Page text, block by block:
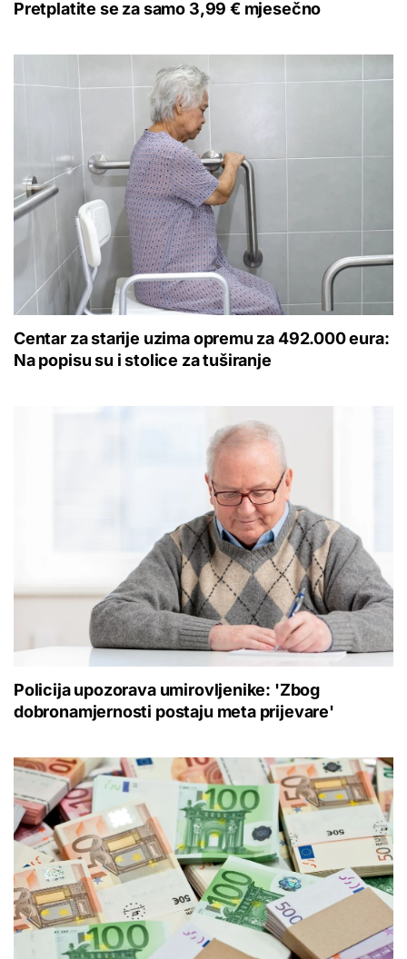
Pretplatite se za samo 3,99 € mjesečno
Centar za starije uzima opremu za 492.000 eura:
Na popisu su i stolice za tuširanje
Policija upozorava umirovljenike: 'Zbog
dobronamjernosti postaju meta prijevare'